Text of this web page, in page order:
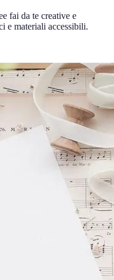
fai da te creative e
e materiali accessibili.